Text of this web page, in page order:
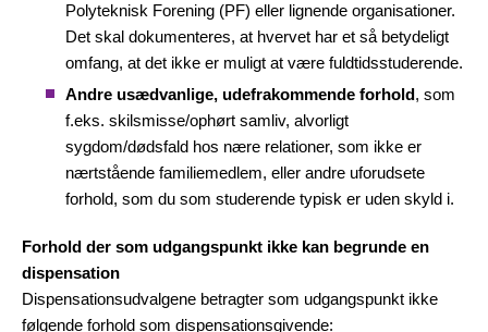
Polyteknisk Forening (PF) eller lignende organisationer.
Det skal dokumenteres, at hvervet har et så betydeligt
omfang, at det ikke er muligt at være fuldtidsstuderende.
Andre usædvanlige, udefrakommende forhold, som
f.eks. skilsmisse/ophørt samliv, alvorligt
sygdom/dødsfald hos nære relationer, som ikke er
nærtstående familiemedlem, eller andre uforudsete
forhold, som du som studerende typisk er uden skyld i.
Forhold der som udgangspunkt ikke kan begrunde en
dispensation
Dispensationsudvalgene betragter som udgangspunkt ikke
følgende forhold som dispensationsgivende: